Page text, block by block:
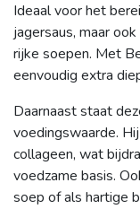
Ideaal voor het
jagersaus, maar
rijke soepen. Met
eenvoudig extra
Daarnaast staat
voedingswaarde.
collageen, wat
voedzame basis.
soep of als hartige